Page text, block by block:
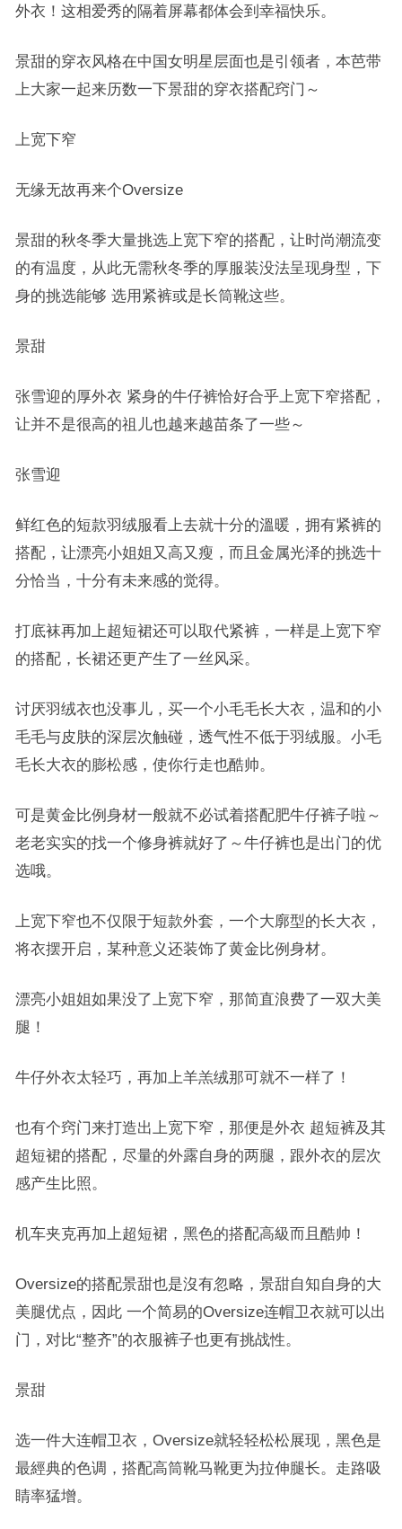
外衣！这相爱秀的隔着屏幕都体会到幸福快乐。
景甜的穿衣风格在中国女明星层面也是引领者，本芭带
上大家一起来历数一下景甜的穿衣搭配窍门～
上宽下窄
无缘无故再来个Oversize
景甜的秋冬季大量挑选上宽下窄的搭配，让时尚潮流变
的有温度，从此无需秋冬季的厚服装没法呈现身型，下
身的挑选能够 选用紧裤或是长筒靴这些。
景甜
张雪迎的厚外衣 紧身的牛仔裤恰好合乎上宽下窄搭配，
让并不是很高的祖儿也越来越苗条了一些～
张雪迎
鲜红色的短款羽绒服看上去就十分的溫暖，拥有紧裤的
搭配，让漂亮小姐姐又高又瘦，而且金属光泽的挑选十
分恰当，十分有未来感的觉得。
打底袜再加上超短裙还可以取代紧裤，一样是上宽下窄
的搭配，长裙还更产生了一丝风采。
讨厌羽绒衣也没事儿，买一个小毛毛长大衣，温和的小
毛毛与皮肤的深层次触碰，透气性不低于羽绒服。小毛
毛长大衣的膨松感，使你行走也酷帅。
可是黄金比例身材一般就不必试着搭配肥牛仔裤子啦～
老老实实的找一个修身裤就好了～牛仔裤也是出门的优
选哦。
上宽下窄也不仅限于短款外套，一个大廓型的长大衣，
将衣摆开启，某种意义还装饰了黄金比例身材。
漂亮小姐姐如果没了上宽下窄，那简直浪费了一双大美
腿！
牛仔外衣太轻巧，再加上羊羔绒那可就不一样了！
也有个窍门来打造出上宽下窄，那便是外衣 超短裤及其
超短裙的搭配，尽量的外露自身的两腿，跟外衣的层次
感产生比照。
机车夹克再加上超短裙，黑色的搭配高級而且酷帅！
Oversize的搭配景甜也是沒有忽略，景甜自知自身的大
美腿优点，因此 一个简易的Oversize连帽卫衣就可以出
门，对比“整齐”的衣服裤子也更有挑战性。
景甜
选一件大连帽卫衣，Oversize就轻轻松松展现，黑色是
最經典的色调，搭配高筒靴马靴更为拉伸腿长。走路吸
睛率猛增。